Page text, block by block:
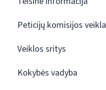
Peticijų komisijos veikla
Veiklos sritys
Kokybės vadyba